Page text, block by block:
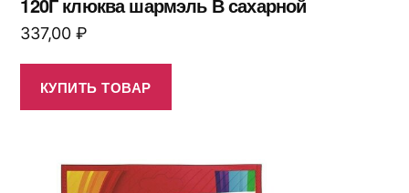
337,00 ₽
КУПИТЬ ТОВАР